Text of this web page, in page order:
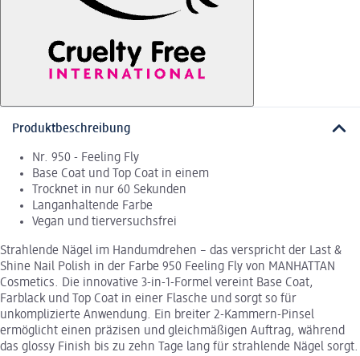
Produktbeschreibung
Nr. 950 - Feeling Fly
Base Coat und Top Coat in einem
Trocknet in nur 60 Sekunden
Langanhaltende Farbe
Vegan und tierversuchsfrei
Strahlende Nägel im Handumdrehen – das verspricht der Last &
Shine Nail Polish in der Farbe 950 Feeling Fly von MANHATTAN
Cosmetics. Die innovative 3-in-1-Formel vereint Base Coat,
Farblack und Top Coat in einer Flasche und sorgt so für
unkomplizierte Anwendung. Ein breiter 2-Kammern-Pinsel
ermöglicht einen präzisen und gleichmäßigen Auftrag, während
das glossy Finish bis zu zehn Tage lang für strahlende Nägel sorgt.